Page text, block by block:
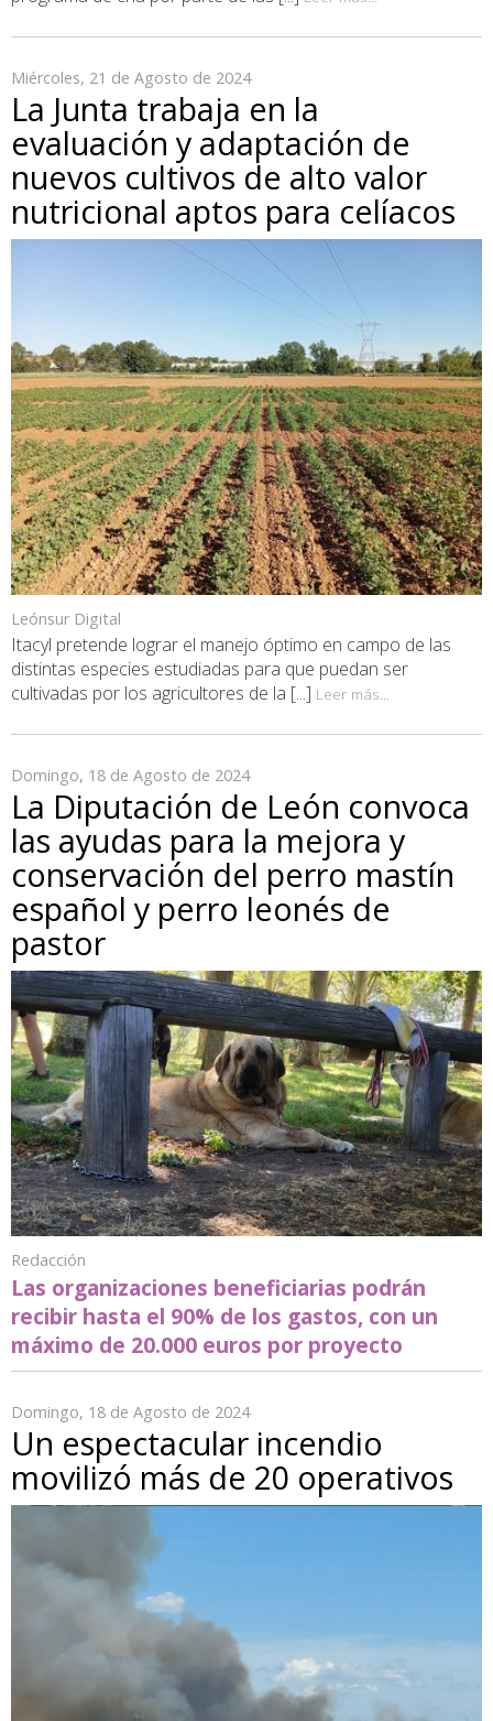
Miércoles, 21 de Agosto de 2024
La Junta trabaja en la
evaluación y adaptación de
nuevos cultivos de alto valor
nutricional aptos para celíacos
Leónsur Digital
Itacyl pretende lograr el manejo óptimo en campo de las
distintas especies estudiadas para que puedan ser
cultivadas por los agricultores de la [...] Leer más...
Domingo, 18 de Agosto de 2024
La Diputación de León convoca
las ayudas para la mejora y
conservación del perro mastín
español y perro leonés de
pastor
Redacción
Las organizaciones beneficiarias podrán
recibir hasta el 90% de los gastos, con un
máximo de 20.000 euros por proyecto
Domingo, 18 de Agosto de 2024
Un espectacular incendio
movilizó más de 20 operativos